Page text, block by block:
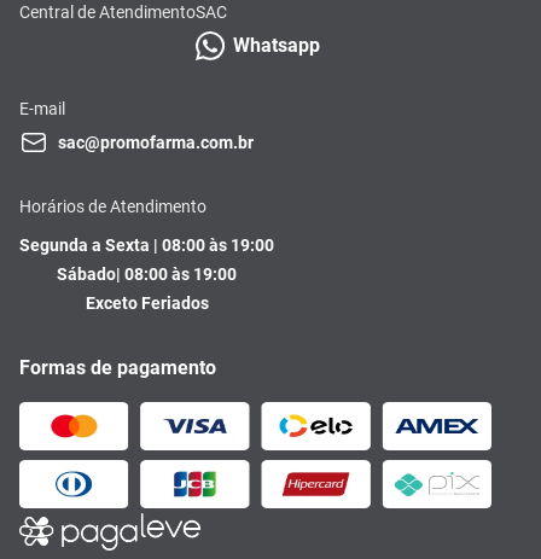
Central de AtendimentoSAC
Whatsapp
E-mail
sac@promofarma.com.br
Horários de Atendimento
Segunda a Sexta | 08:00 às 19:00
Sábado| 08:00 às 19:00
Exceto Feriados
Formas de pagamento